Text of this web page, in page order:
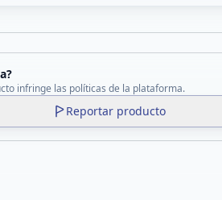
infringe las políticas de la plataforma.
Reportar producto